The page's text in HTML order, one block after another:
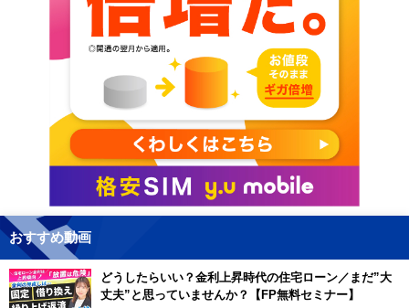
おすすめ動画
どうしたらいい？金利上昇時代の住宅ローン／まだ”大
丈夫”と思っていませんか？【FP無料セミナー】